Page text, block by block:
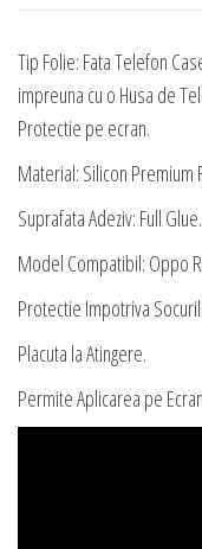
Tip Folie: Fata Telefon
impreuna cu o Husa de
Protectie pe ecran.
Material: Silicon Premium
Suprafata Adeziv: Full Glue.
Model Compatibil: Oppo
Protectie Impotriva
Placuta la Atingere.
Permite Aplicarea pe